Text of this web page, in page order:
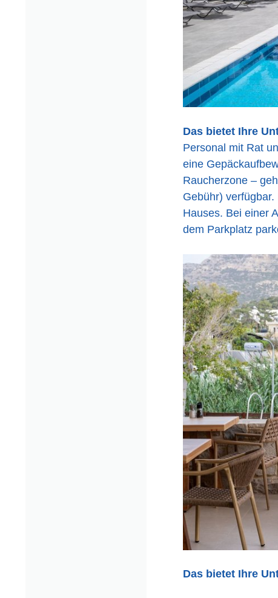
Das bietet Ihre
Personal mit Rat
eine
Raucherzone –
Gebühr)
Hauses. Bei einer
dem Parkplatz
Das bietet Ihre